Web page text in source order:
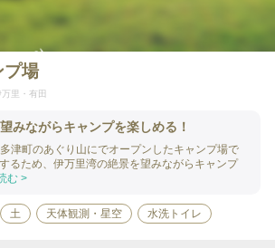
プ場
万里・有田
みながらキャンプを楽しめる！
津町のあぐり山にでオープンしたキャンプ場で
るため、伊万里湾の絶景を望みながらキャンプ
む >
土 天体観測・星空 水洗トイレ